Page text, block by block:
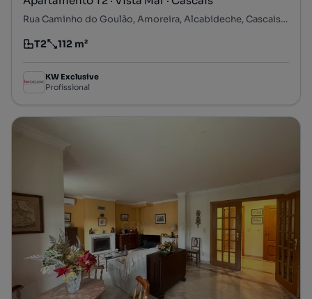
Rua Caminho do Goulão, Amoreira, Alcabideche, Cascais, Lisboa
Tipologia
T2
Preço por metro quadrado
112 m²
KW Exclusive
Profissional